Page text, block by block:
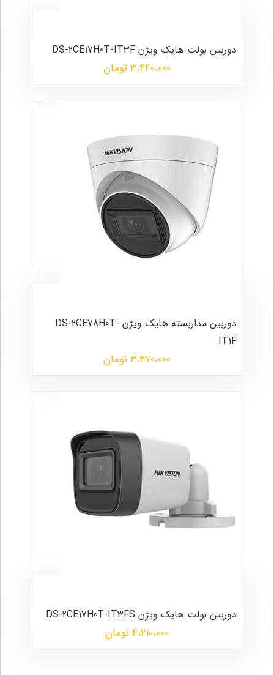
دوربین بولت هایک ویژن DS-2CE17H0T-IT3F
3،440،000 تومان
دوربین مداربسته هایک ویژن DS-2CE78H0T-
IT1F
3،470،000 تومان
دوربین بولت هایک ویژن DS-2CE17H0T-IT3FS
4،210،000 تومان